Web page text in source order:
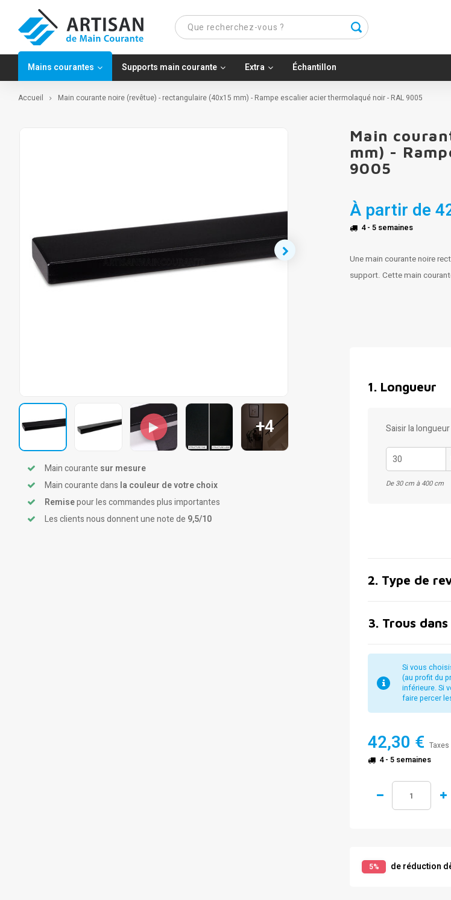
Mains courantes Supports main courante Extra Échantillon
Accueil Main courante noire (revêtue) - rectangulaire (40x15 mm) - Rampe escalier acier thermolaqué noir - RAL 9005
+4
Main courante sur mesure
Main courante dans la couleur de votre choix
Remisepour les commandes plus importantes
Les clients nous donnent une note de 9,5/10
Main
mm) -
9005
À partir de
4 - 5 semaines
Une main courante noire
support. Cette main
1. Longueur
Saisir la
De 30 cm à 400 cm
2. Type de
3. Trous
Si vous
(au profit du
inférieure. Si
faire percer
42,30 €
4 - 5 semaines
5% de réduction